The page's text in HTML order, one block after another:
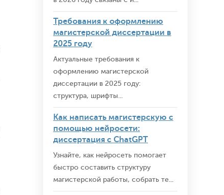
Требования к оформлению
магистерской диссертации в
2025 году
Актуальные требования к
оформлению магистерской
диссертации в 2025 году:
структура, шрифты...
Как написать магистерскую с
помощью нейросети:
диссертация с ChatGPT
Узнайте, как нейросеть помогает
быстро составить структуру
магистерской работы, собрать те...